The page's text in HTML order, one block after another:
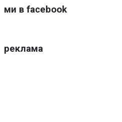
ми в facebook
реклама